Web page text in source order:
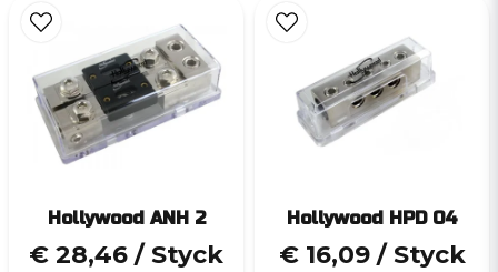
Hollywood ANH 2
€ 28,46 / Styck
Hollywood HPD 04
€ 16,09 / Styck